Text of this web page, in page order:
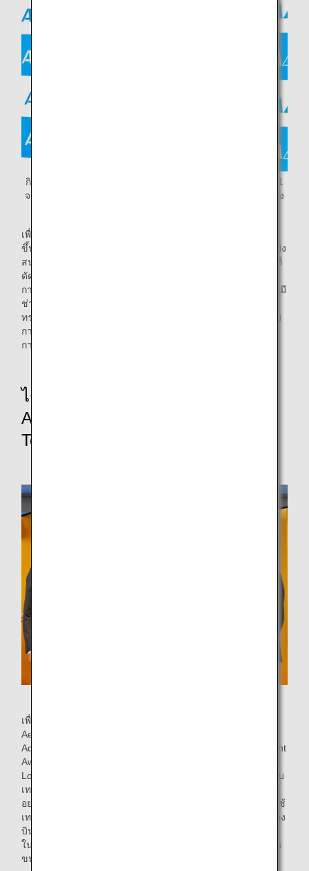
กิจกรรมที่จัดขึ้นที่ประตูทางออกขึ้นเครื่องก่อนที่เที่ยวบิน NH211
จะออกเดินทาง ซึ่งให้บริการเที่ยวบินโดยสารเที่ยวแรกบนเครื่อง
เพื่อเป็นการส่งเสริมการพัฒนานวัตกรรมนี้ จึงมีการจัดกิจกรรม
ขึ้นในวันที่เที่ยวบิน NH211 ออกเดินทางจากสนามบิน HND ไปยัง
สนามบิน LHR โดยเป็นเที่ยวบินโดยสารเที่ยวแรกบนเครื่องบินที่
ดัดแปลงนี้ แผงที่แสดงให้เห็นฟิล์ม Riblet ที่ใช้ในเครื่องบินมี
การนำมาตั้งที่รอบประตูทางออกขึ้นเครื่องก่อนออกเดินทาง โดยมี
ช่างเทคนิคด้านการบำรุงรักษาของ ANA อธิบายให้ผู้โดยสาร
ทราบเกี่ยวกับผลลัพธ์และประสิทธิภาพของฟิล์ม กิจกรรมนี้ได้รับ
การตอบรับเป็นอย่างดีโดยเฉพาะจากผู้ที่แสดงความสนใจโดย
การตรวจสอบพื้นผิวและสนทนาอย่างเพลิดเพลินกับช่างเทคนิค
ได้รับรางวัล Logistics Environment
Award ครั้งที่ 26 ในสาขา Advanced
Technology
เพื่อเป็นการยกย่องการเปิดตัวเมื่อไม่นานมานี้ของเครื่องบินที่ใช้
AeroSHARK ANA และ Lufthansa Technik ได้รับรางวัล
Advanced Technology Award*3 ในงาน Logistics Environment
Award ครั้งที่ 26 ซึ่งจัดขึ้นโดยสมาคม Japan Association for
Logistics and Transport มีการแสดงการยกย่องเป็นพิเศษสำหรับ
เทคโนโลยีขั้นสูงที่ช่วยลดการปล่อยก๊าซคาร์บอนไดออกไซด์
อย่างมีนัยสำคัญจากการดำเนินการเครื่องบินและการประยุกต์ใช้
เทคโนโลยีแยกกันเฉพาะสำหรับเครื่องบินขนส่งสินค้าและเครื่อง
บินโดยสาร การดำเนินการเหล่านี้ถือเป็นการดำเนินการบุกเบิก
ในการลดการปล่อยก๊าซคาร์บอนไดออกไซด์ในอุตสาหกรรมการ
ขนส่งสินค้าทางอากาศ